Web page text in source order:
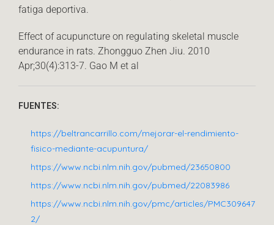
fatiga deportiva.
Effect of acupuncture on regulating skeletal muscle
endurance in rats. Zhongguo Zhen Jiu. 2010
Apr;30(4):313-7. Gao M et al
FUENTES:
https://beltrancarrillo.com/mejorar-el-rendimiento-
fisico-mediante-acupuntura/
https://www.ncbi.nlm.nih.gov/pubmed/23650800
https://www.ncbi.nlm.nih.gov/pubmed/22083986
https://www.ncbi.nlm.nih.gov/pmc/articles/PMC309647
2/